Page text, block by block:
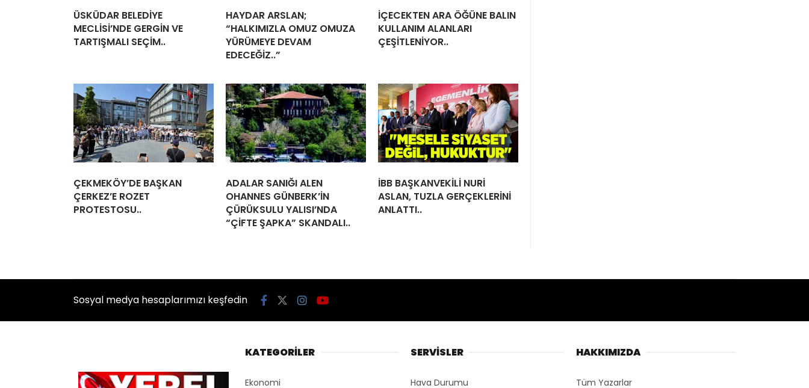
ÜSKÜDAR BELEDİYE
MECLİSİ’NDE GERGİN VE
TARTIŞMALI SEÇİM..
HAYDAR ARSLAN;
“HALKIMIZLA OMUZ OMUZA
YÜRÜMEYE DEVAM
EDECEĞİZ..”
İÇECEKTEN ARA ÖĞÜNE BALIN
KULLANIM ALANLARI
ÇEŞİTLENİYOR..
ÇEKMEKÖY’DE BAŞKAN
ÇERKEZ’E ROZET
PROTESTOSU..
ADALAR SANIĞI ALEN
OHANNES GÜNBERK’İN
ÇÜRÜKSULU YALISI’NDA
“ÇİFTE ŞAPKA” SKANDALI..
İBB BAŞKANVEKİLİ NURİ
ASLAN, TUZLA GERÇEKLERİNİ
ANLATTI..
Sosyal medya hesaplarımızı keşfedin
KATEGORİLER
Ekonomi
SERVİSLER
Hava Durumu
HAKKIMIZDA
Tüm Yazarlar